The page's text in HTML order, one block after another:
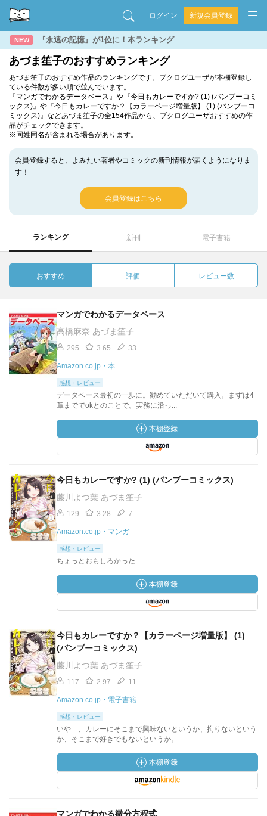
ログイン 新規会員登録
NEW 『永遠の記憶』が1位に！本ランキング
あづま笙子のおすすめランキング
あづま笙子のおすすめ作品のランキングです。ブクログユーザが本棚登録し
ている件数が多い順で並んでいます。
『マンガでわかるデータベース』や『今日もカレーですか? (1) (バンブーコミ
ックス)』や『今日もカレーですか？【カラーページ増量版】 (1) (バンブーコ
ミックス)』などあづま笙子の全154作品から、ブクログユーザおすすめの作
品がチェックできます。
※同姓同名が含まれる場合があります。
会員登録すると、よみたい著者やコミックの新刊情報が届くようになりま
す！
会員登録はこちら
ランキング 新刊 電子書籍
おすすめ 評価 レビュー数
マンガでわかるデータベース
高橋麻奈 あづま笙子
295 3.65 33
Amazon.co.jp・本
感想・レビュー
データベース最初の一歩に。勧めていただいて購入。まずは4
章まででokとのことで。実務に沿っ...
今日もカレーですか? (1) (バンブーコミックス)
藤川よつ葉 あづま笙子
129 3.28 7
Amazon.co.jp・マンガ
感想・レビュー
ちょっとおもしろかった
今日もカレーですか？【カラーページ増量版】 (1)
(バンブーコミックス)
藤川よつ葉 あづま笙子
117 2.97 11
Amazon.co.jp・電子書籍
感想・レビュー
いや…、カレーにそこまで興味ないというか、拘りないという
か、そこまで好きでもないというか。
マンガでわかる微分方程式